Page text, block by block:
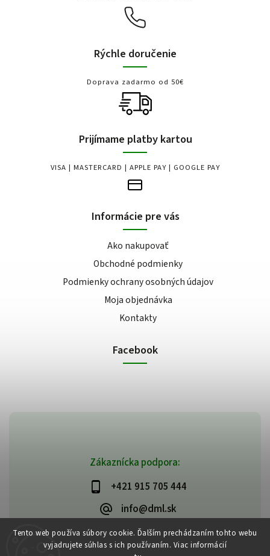
Tento web používa súbory cookie. Ďalším prechádzaním tohto webu
vyjadrujete súhlas s ich používaním. Viac informácií
Zákaznícka podpora:
+421 915 705 444
info@dml.sk
Rýchle doručenie
Doprava zadarmo od 50€
Prijímame platby kartou
VISA | MASTERCARD | APPLE PAY | GOOGLE PAY
Informácie pre vás
Ako nakupovať
Obchodné podmienky
Podmienky ochrany osobných údajov
Moja objednávka
Kontakty
Facebook